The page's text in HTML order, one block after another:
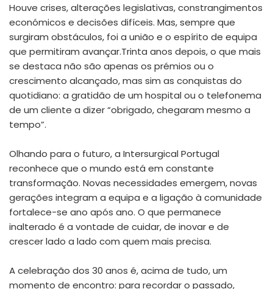
Houve crises, alterações legislativas, constrangimentos
económicos e decisões difíceis. Mas, sempre que
surgiram obstáculos, foi a união e o espírito de equipa
que permitiram avançar.Trinta anos depois, o que mais
se destaca não são apenas os prémios ou o
crescimento alcançado, mas sim as conquistas do
quotidiano: a gratidão de um hospital ou o telefonema
de um cliente a dizer “obrigado, chegaram mesmo a
tempo”.
Olhando para o futuro, a Intersurgical Portugal
reconhece que o mundo está em constante
transformação. Novas necessidades emergem, novas
gerações integram a equipa e a ligação à comunidade
fortalece-se ano após ano. O que permanece
inalterado é a vontade de cuidar, de inovar e de
crescer lado a lado com quem mais precisa.
A celebração dos 30 anos é, acima de tudo, um
momento de encontro: para recordar o passado,